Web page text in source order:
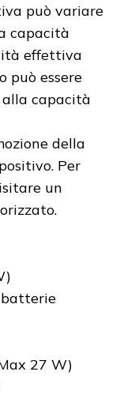
può variare
capacità
effettiva
può essere
capacità
della
Per
un
27 W)